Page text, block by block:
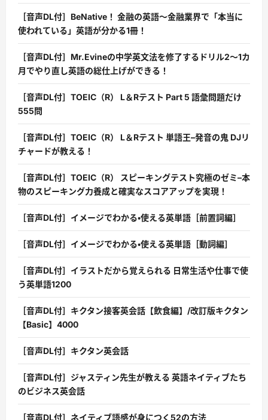
［音声DL付］BeNative！ 金融の英語〜金融業界で「本当に
使われている」英語が分かる1冊！
［音声DL付］Mr.Evineの中学英文法を修了するドリル2〜1カ
月でやり直し英語の総仕上げができる！
［音声DL付］TOEIC（R） L＆Rテスト Part 5 語彙問題だけ
555問
［音声DL付］TOEIC（R） L＆Rテスト 単語王–発音の鬼 DJリ
チャードが教える！
［音声DL付］TOEIC（R） スピーキングテスト究極のゼミ–本
物のスピーキング力養成と確実なスコアアップを実現！
［音声DL付］イメージでわかる・使える英単語［前置詞編］
［音声DL付］イメージでわかる・使える英単語［動詞編］
［音声DL付］イラストだから覚えられる 日常生活や仕事で使
う英単語1200
［音声DL付］キクタン接客英会話【飲食編】/改訂版キクタン
【Basic】4000
［音声DL付］キクタン英会話
［音声DL付］ジャスティン先生が教える 英語ネイティブたち
のビジネス英会話
［音声DL付］ネイティブ語感が身につく52の方法